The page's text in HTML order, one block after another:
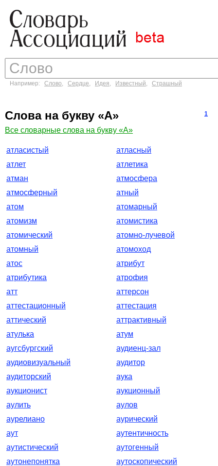
Например: Слово, Сердце, Идея, Известный, Страшный
Слова на букву «А» 1
Все словарные слова на букву «А»
атласистый
атласный
атлет
атлетика
атман
атмосфера
атмосферный
атный
атом
атомарный
атомизм
атомистика
атомический
атомно-лучевой
атомный
атомоход
атос
атрибут
атрибутика
атрофия
атт
аттерсон
аттестационный
аттестация
аттический
аттрактивный
атулька
атум
аугсбургский
аудиенц-зал
аудиовизуальный
аудитор
аудиторский
аука
аукционист
аукционный
аулить
аулов
аурелиано
аурический
аут
аутентичность
аутистический
аутогенный
аутонепонятка
аутоскопический